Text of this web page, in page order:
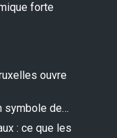
forte
ouvre
symbole de…
: ce que les